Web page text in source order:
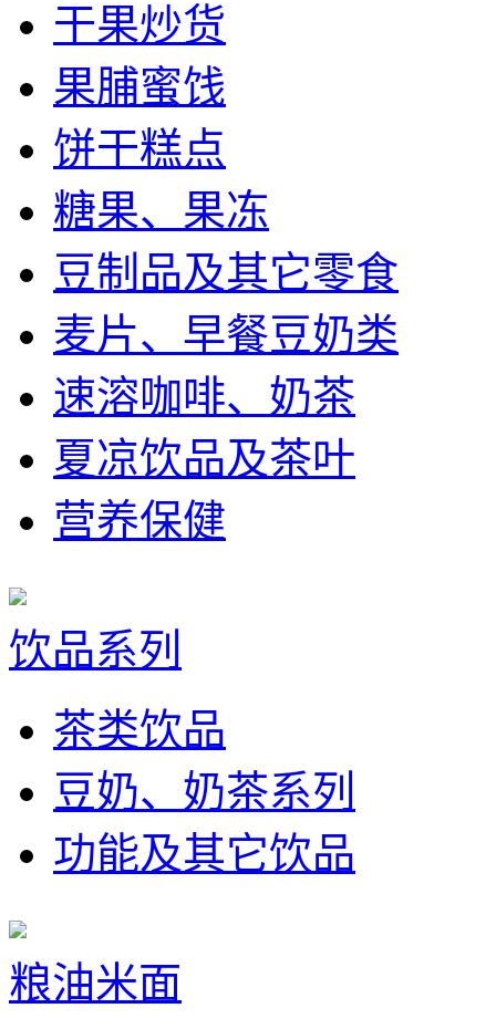
干果炒货
果脯蜜饯
饼干糕点
糖果、果冻
豆制品及其它零食
麦片、早餐豆奶类
速溶咖啡、奶茶
夏凉饮品及茶叶
营养保健
饮品系列
茶类饮品
豆奶、奶茶系列
功能及其它饮品
粮油米面